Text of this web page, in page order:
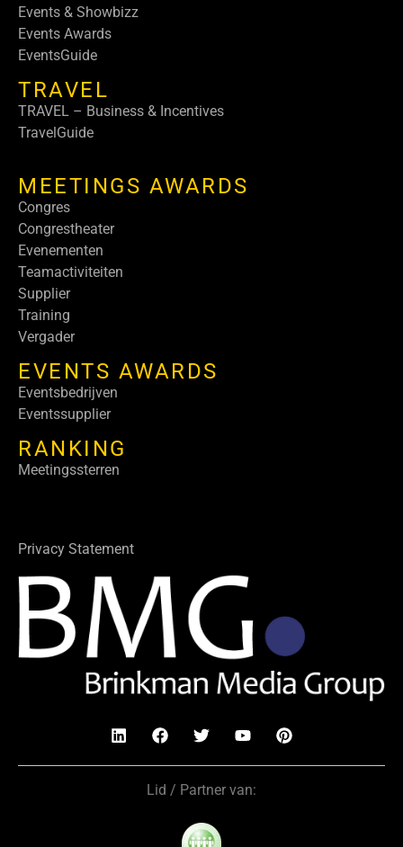
Events & Showbizz
Events Awards
EventsGuide
TRAVEL
TRAVEL – Business & Incentives
TravelGuide
MEETINGS AWARDS
Congres
Congrestheater
Evenementen
Teamactiviteiten
Supplier
Training
Vergader
EVENTS AWARDS
Eventsbedrijven
Eventssupplier
RANKING
Meetingssterren
Privacy Statement
Lid / Partner van: